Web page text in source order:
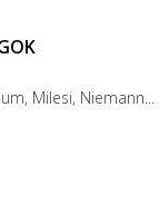
Milesi, Niemann...